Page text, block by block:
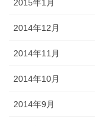
2015年1月
2014年12月
2014年11月
2014年10月
2014年9月